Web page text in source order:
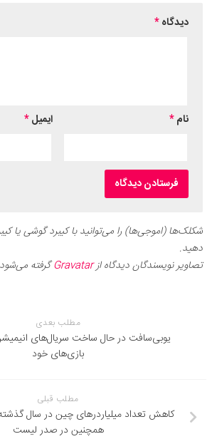
دیدگاه*
نام* ایمیل*
شکلک‌ها (اموجی‌ها) را می‌توانید با کیبرد گوشی یا
دهید.
تصاویر نویسندگان دیدگاه ازGravatarگرفته
مطلب بعدی
یوبی‌سافت در حال ساخت سریال‌های
بازی‌های خود
مطلب قبلی
کاهش تعداد میلیاردرهای چین در سال
همچنین در صدر لیست